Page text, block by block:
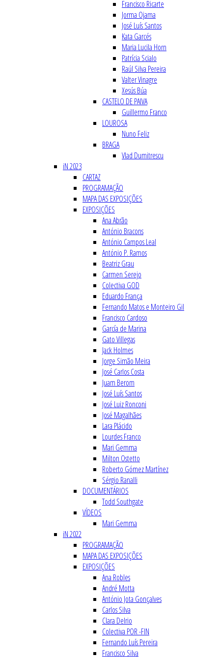
Francisco Ricarte
Jorma Ojama
José Luís Santos
Kata Garcés
Maria Lucila Horn
Patrícia Scialo
Raúl Silva Pereira
Valter Vinagre
Xesús Búa
CASTELO DE PAIVA
Guillermo Franco
LOUROSA
Nuno Feliz
BRAGA
Vlad Dumitrescu
iN 2023
CARTAZ
PROGRAMAÇÃO
MAPA DAS EXPOSIÇÕES
EXPOSIÇÕES
Ana Abrão
António Bracons
António Campos Leal
António P. Ramos
Beatriz Grau
Carmen Serejo
Colectiva GOD
Eduardo França
Fernando Matos e Monteiro Gil
Francisco Cardoso
García de Marina
Gato Villegas
Jack Holmes
Jorge Simão Meira
José Carlos Costa
Juam Berom
José Luís Santos
José Luiz Ronconi
José Magalhães
Lara Plácido
Lourdes Franco
Mari Gemma
Milton Ostetto
Roberto Gómez Martínez
Sérgio Ranalli
DOCUMENTÁRIOS
Todd Southgate
VÍDEOS
Mari Gemma
iN 2022
PROGRAMAÇÃO
MAPA DAS EXPOSIÇÕES
EXPOSIÇÕES
Ana Robles
André Motta
António Jota Gonçalves
Carlos Silva
Clara Delrio
Colectiva POR -FIN
Fernando Luís Pereira
Francisco Silva